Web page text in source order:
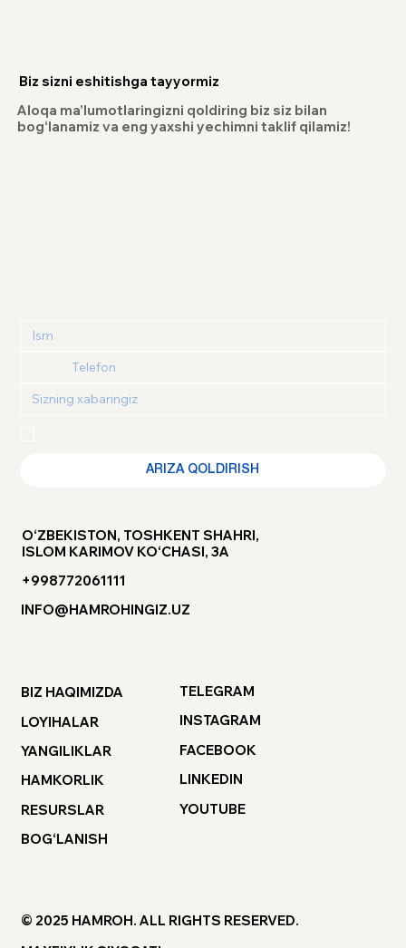
ARIZA QOLDIRISH
Biz sizni eshitishga tayyormiz
Aloqa ma’lumotlaringizni qoldiring biz siz bilan
bog‘lanamiz va eng yaxshi yechimni taklif qilamiz!
O‘ZBEKISTON, TOSHKENT SHAHRI,
ISLOM KARIMOV KO‘CHASI, 3A
+998772061111
INFO@HAMROHINGIZ.UZ
BIZ HAQIMIZDA
LOYIHALAR
YANGILIKLAR
HAMKORLIK
RESURSLAR
BOG‘LANISH
TELEGRAM
INSTAGRAM
FACEBOOK
LINKEDIN
YOUTUBE
© 2025 HAMROH. ALL RIGHTS RESERVED.